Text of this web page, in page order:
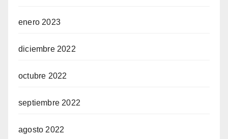
enero 2023
diciembre 2022
octubre 2022
septiembre 2022
agosto 2022